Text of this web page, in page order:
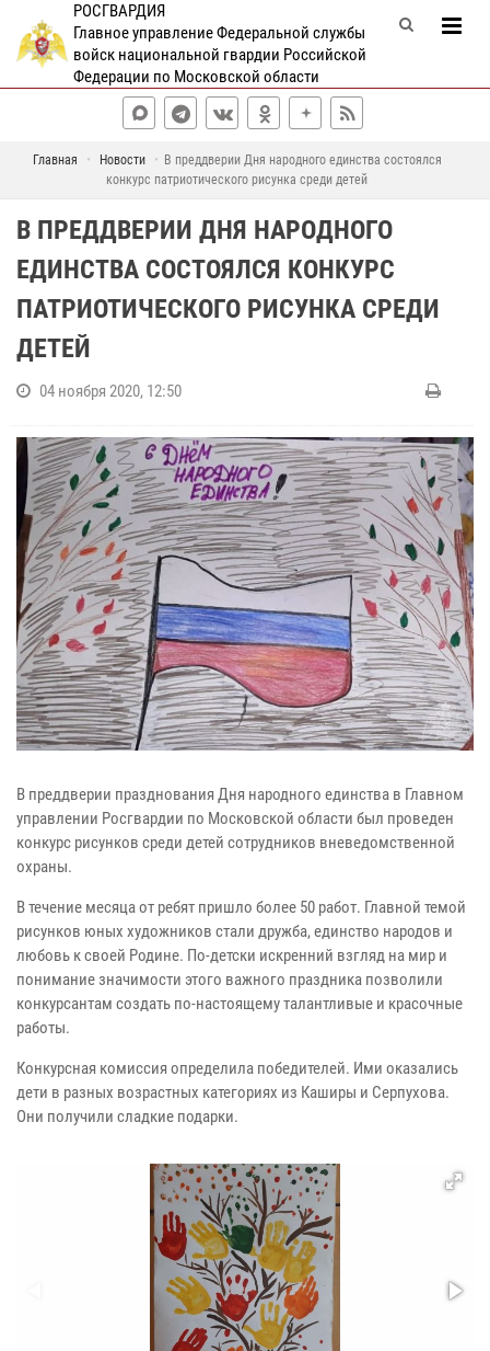
РОСГВАРДИЯ
Главное управление Федеральной службы
войск национальной гвардии Российской
Федерации по Московской области
Главная Новости
В преддверии Дня народного единства состоялся
конкурс патриотического рисунка среди детей
В ПРЕДДВЕРИИ ДНЯ НАРОДНОГО
ЕДИНСТВА СОСТОЯЛСЯ КОНКУРС
ПАТРИОТИЧЕСКОГО РИСУНКА СРЕДИ
ДЕТЕЙ
04 ноября 2020, 12:50
В преддверии празднования Дня народного единства в Главном
управлении Росгвардии по Московской области был проведен
конкурс рисунков среди детей сотрудников вневедомственной
охраны.
В течение месяца от ребят пришло более 50 работ. Главной темой
рисунков юных художников стали дружба, единство народов и
любовь к своей Родине. По-детски искренний взгляд на мир и
понимание значимости этого важного праздника позволили
конкурсантам создать по-настоящему талантливые и красочные
работы.
Конкурсная комиссия определила победителей. Ими оказались
дети в разных возрастных категориях из Каширы и Серпухова.
Они получили сладкие подарки.